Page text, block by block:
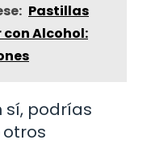
Pastillas
con Alcohol:
sí, podrías